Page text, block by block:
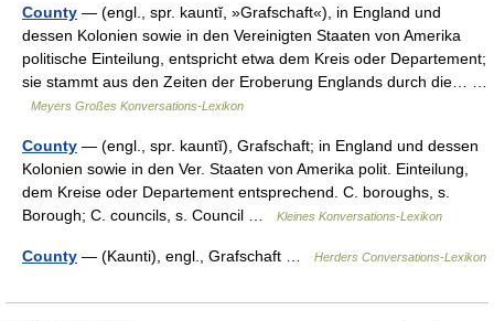
County — (engl., spr. kauntĭ, »Grafschaft«), in England und
dessen Kolonien sowie in den Vereinigten Staaten von Amerika
politische Einteilung, entspricht etwa dem Kreis oder Departement;
sie stammt aus den Zeiten der Eroberung Englands durch die… …
Meyers Großes Konversations-Lexikon
County — (engl., spr. kauntĭ), Grafschaft; in England und dessen
Kolonien sowie in den Ver. Staaten von Amerika polit. Einteilung,
dem Kreise oder Departement entsprechend. C. boroughs, s.
Borough; C. councils, s. Council …
Kleines Konversations-Lexikon
County — (Kaunti), engl., Grafschaft … Herders Conversations-Lexikon